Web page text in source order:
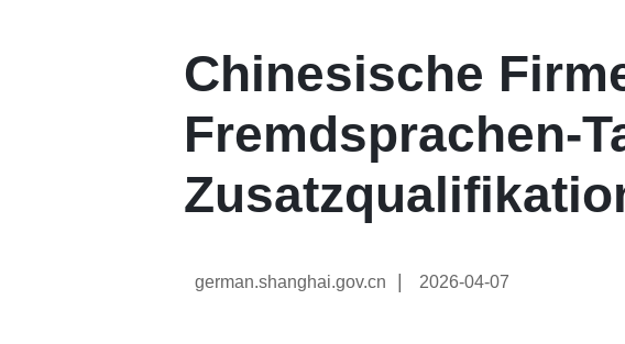
Chinesische
Fremdsprachen-
german.shanghai.gov.cn 2026-04-07